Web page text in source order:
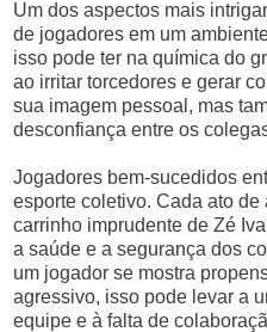
Um dos aspectos mais
de jogadores em um
isso pode ter na química do
ao irritar torcedores e gerar
sua imagem pessoal, mas
desconfiança entre os
Jogadores bem-sucedidos
esporte coletivo. Cada ato
carrinho imprudente de Zé
a saúde e a segurança dos
um jogador se mostra
agressivo, isso pode levar a
equipe e à falta de